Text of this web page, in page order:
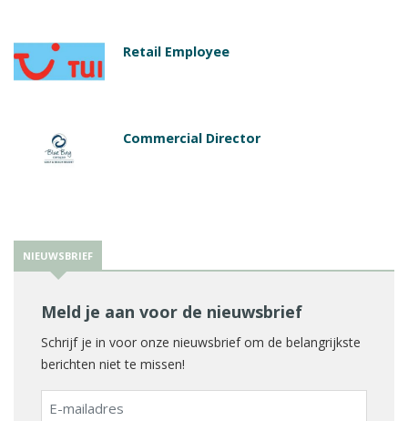
Retail Employee
Commercial Director
NIEUWSBRIEF
Meld je aan voor de nieuwsbrief
Schrijf je in voor onze nieuwsbrief om de belangrijkste
berichten niet te missen!
E-